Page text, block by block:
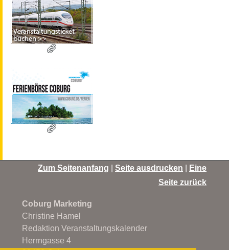
Zum Seitenanfang |Seite ausdrucken
Eine
Seite zurück
Coburg Marketing
Christine Hamel
Redaktion Veranstaltungskalender
Herrngasse 4